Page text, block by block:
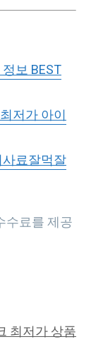
보 BEST
저가 아이
료잘먹잘
수료를 제공
최저가 상품